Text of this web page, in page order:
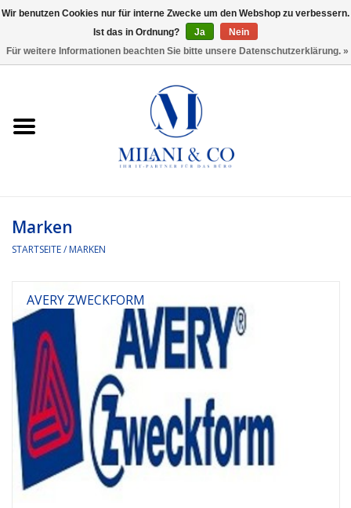
Bürobedarf
Ordnen und Registrieren
Rund um den Schreibtisch
Kleben und versenden
Software
Bürobedarf
Druckerzubehör
Büroeinrichtung
Marken
STARTSEITE/ MARKEN
AVERY ZWECKFORM
Wir benutzen Cookies nur für interne Zwecke um den Webshop zu verbessern.
Ist das in Ordnung?
Ja
Nein
Für weitere Informationen beachten Sie bitte unsere Datenschutzerklärung. »